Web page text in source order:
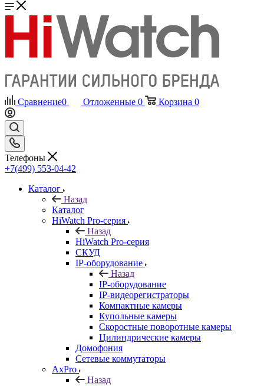
Сравнение0 Отложенные 0 Корзина 0
Телефоны
+7(499) 553-04-42
Каталог
Назад
Каталог
HiWatch Pro-серия
Назад
HiWatch Pro-серия
CКУД
IP-оборудование
Назад
IP-оборудование
IP-видеорегистраторы
Компактные камеры
Купольные камеры
Скоростные поворотные камеры
Цилиндрические камеры
Домофония
Сетевые коммутаторы
AxPro
Назад